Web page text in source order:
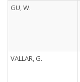
GU, W.
VALLAR, G.